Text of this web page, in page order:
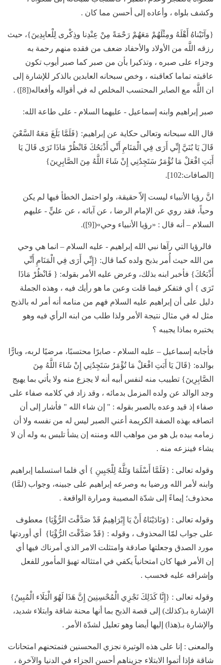
وكشف بلواه ، وأعاده إلى أحسن مما كان .
{وآتَيْناهُ أَهْلَهُ ومِثْلَهُمْ مَعَهُمْ رَحْمَةً مِنْ عِنْدِنا وذِكْرى لِلْعابِدِينَ}، حيث
رزقه اللَّه من الأولاد والأحفاد ضعف من فقده منهم رحمة به
وجزاء على صبره ، وتذكيرا بأن من صبر كما صبر أيوب تكون
عاقبته تماما كعاقبته ، وخص سبحانه العابدين بالذكر للإشارة إلى
ان اللَّه مع الصابر المحتسب المخلص له في أقواله وأفعاله([8]) .
صبر إبراهيم وابنه إسماعيل - عليهما السلام - على طاعة الله:
قال الله سبحانه وتعالى حكاية عن إبراهيم: {فَلَمَّا بَلَغَ مَعَهُ السَّعْيَ
قَالَ يَا بُنَيَّ إِنِّي أَرَى فِي الْمَنَامِ أَنِّي أَذْبَحُكَ فَانْظُرْ مَاذَا تَرَى قَالَ يَا
أَبَتِ افْعَلْ مَا تُؤْمَرُ سَتَجِدُنِي إِنْ شَاءَ اللَّهُ مِنَ الصَّابِرِينَ}
[الصافات:102].
انَّ رؤيا الأنبياء ليست إلاّ حقيقة، ولو احتمل الخطأ فيها لم يكن
وحياً، فقد روي عن الإمام الرضا ، عن آبائه ، عن عليٍّ - عليهم
السلام – أنه قال : «رؤيا الأنبياء وحي»([9]).
فالرؤيا التي رآها نبي الله إبراهيم - عليه السلام – انما هي وحي
من الله حيث أُمر بذبح ولده كما قال: {إِنِّي أَرَى فِي الْمَنَامِ أَنِّي
أَذْبَحُكَ} فأخبر ابنه بذلك، وعرض عليه الأمر بقوله: { فَانْظُرْ مَاذَا
تَرَى } أي فتفكر فيما قلت وعين ما هو رأيك فيه ، وهذه الجملة
دليل على أن إبراهيم عليه السلام فهم من منامه أنه أمر له بالذبح
مثل له في مثال نتيجة الأمر ولذا طلب من ابنه الرأي فيه وهو
يختبره بماذا يجيبه ؟
فأجابه إسماعيل – عليه السلام - صابرًا محتسبًا، مرضيًا لربه، وبارًّا
بوالده: {قَالَ يَا أَبَتِ افْعَلْ مَا تُؤْمَرُ سَتَجِدُنِي إِنْ شَاءَ اللَّهُ مِنَ
الصَّابِرِينَ} تطييب منه لنفس أبيه أنه لا يجزع منه ولا يأتي بما يهيج
وجد الوالد عن ولده المزمل بدمائه ، وقد زاد في كلامه صفاء على
صفاء إذ قيد وعده بالصبر بقوله : " إن شاء الله " فأشار إلى أن
اتصافه بهذه الصفة الكريمة أعني الصبر ليس له من نفسه ولا أن
زمامه بيده بل هو من مواهب الله ومننه إن يشأ تلبس به وله أن لا
يشاء فينزعه منه .
وقوله تعالى : {فَلَمَّا أَسْلَمَا وَتَلَّهُ لِلْجَبِينِ } أي فلما استسلما إبراهيم
وابنه لأمر الله ورضيا به وصرعه إبراهيم على جبينه، وجواب (لمَّا)
محذوف؛ إيماءً إلى شدّة المصيبة ومرارة الواقعة .
وقوله تعالى : {وَنَادَيْنَاهُ أَنْ يَا إِبْرَاهِيمُ قَدْ صَدَّقْتَ الرُّؤْيَا} معطوف
على جواب لمّا المحذوف ، وقوله : {قَدْ صَدَّقْتَ الرُّؤْيَا} أي أوردتها
مورد الصدق وجعلتها صادقة وامتثلت الامر الذي أمرناك فيها أي
إن الأمر فيها كان امتحانياً يكفي في امتثاله تهيؤ المأمور للفعل
وإشرافه عليه فحسب .
وقوله تعالى : {إِنَّا كَذَلِكَ نَجْزِي الْمُحْسِنِينَ إِنَّ هَذَا لَهُوَ الْبَلَاء الْمُبِينُ}
الإشارة بـ(كذلك) إلى قصة الذبح بما أنها محنة شاقة وابتلاء شديد،
والإشارة بـ(هذا) إليها أيضا وهو تعليل لشدّة الأمر .
والمعنى : إنا على هذه الوتيرة نجزي المحسنين فنمتحنهم امتحانات
شاقة فإذا أتموا الابتلاء جزيناهم أحسن الجزاء في الدنيا والآخرة ،